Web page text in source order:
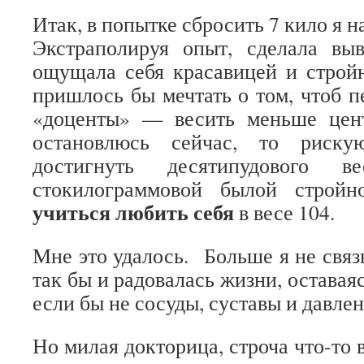
Итак, в попытке сбросить 7 кило я
Экстраполируя опыт, сделала
ощущала себя красавицей и
пришлось бы мечтать о том, чтоб
«доценты» — весить меньше
остановлюсь сейчас, то
достигнуть десятипудового
стокилограммовой былой
учиться любить себяв весе 104.
Мне это удалось. Больше я не
так бы и радовалась жизни,
если бы не сосуды, суставы и
Но милая докторица, строча что-то